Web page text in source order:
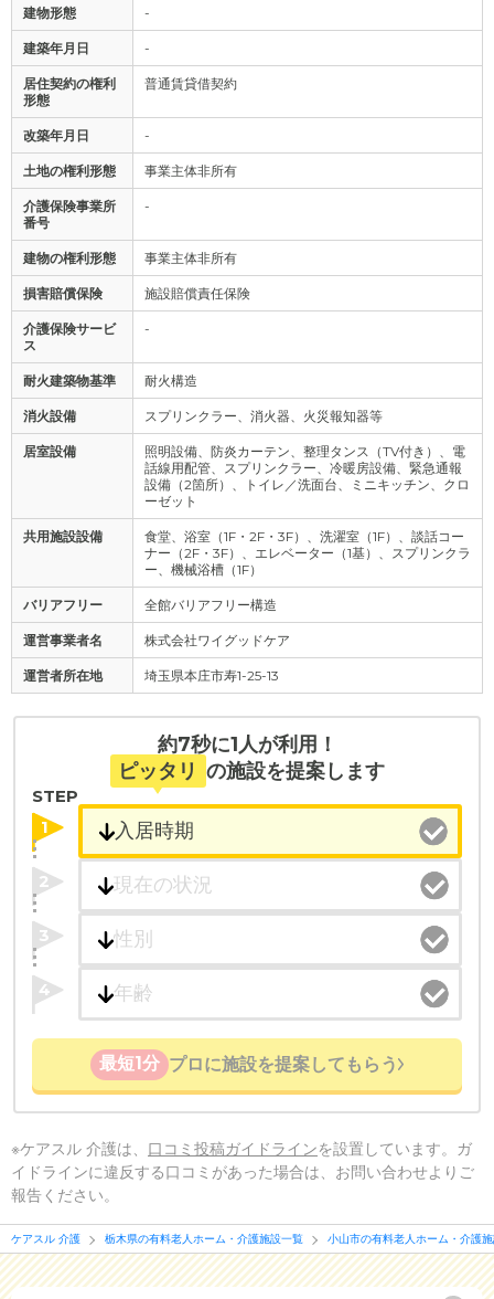
建物形態 -
建築年月日 -
居住契約の権利
形態
普通賃貸借契約
改築年月日 -
土地の権利形態 事業主体非所有
介護保険事業所
番号
-
建物の権利形態 事業主体非所有
損害賠償保険 施設賠償責任保険
介護保険サービ
ス
-
耐火建築物基準 耐火構造
消火設備 スプリンクラー、消火器、火災報知器等
居室設備
照明設備、防炎カーテン、整理タンス（TV付き）、電
話線用配管、スプリンクラー、冷暖房設備、緊急通報
設備（2箇所）、トイレ／洗面台、ミニキッチン、クロ
ーゼット
共用施設設備
食堂、浴室（1F・2F・3F）、洗濯室（1F）、談話コー
ナー（2F・3F）、エレベーター（1基）、スプリンクラ
ー、機械浴槽（1F）
バリアフリー 全館バリアフリー構造
運営事業者名 株式会社ワイグッドケア
運営者所在地 埼玉県本庄市寿1-25-13
約7秒に1人が利用！
ピッタリ の施設を提案します
STEP
1
2
3
4
最短1分 プロに施設を提案してもらう
※ケアスル 介護は、 口コミ投稿ガイドラインを設置しています。ガ
イドラインに違反する口コミがあった場合は、お問い合わせよりご
報告ください。
ケアスル 介護 栃木県の有料老人ホーム・介護施設一覧 小山市の有料老人ホーム・介護